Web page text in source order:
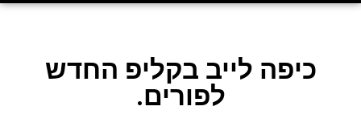
כיפה לייב בקליפ החדש
לפורים.